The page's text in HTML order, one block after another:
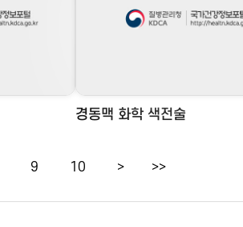
경동맥 화학 색전술
9 10 > >>